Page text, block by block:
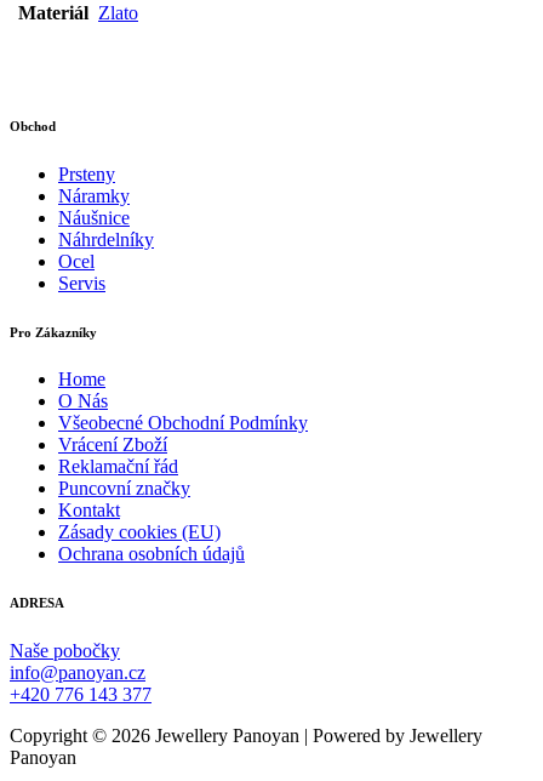
Materiál Zlato
Obchod
Prsteny
Náramky
Náušnice
Náhrdelníky
Ocel
Servis
Pro Zákazníky
Home
O Nás
Všeobecné Obchodní Podmínky
Vrácení Zboží
Reklamační řád
Puncovní značky
Kontakt
Zásady cookies (EU)
Ochrana osobních údajů
ADRESA
Naše pobočky
info@panoyan.cz
+420 776 143 377
Copyright © 2026 Jewellery Panoyan | Powered by Jewellery
Panoyan